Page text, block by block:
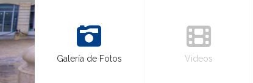
Galería de Fotos Videos